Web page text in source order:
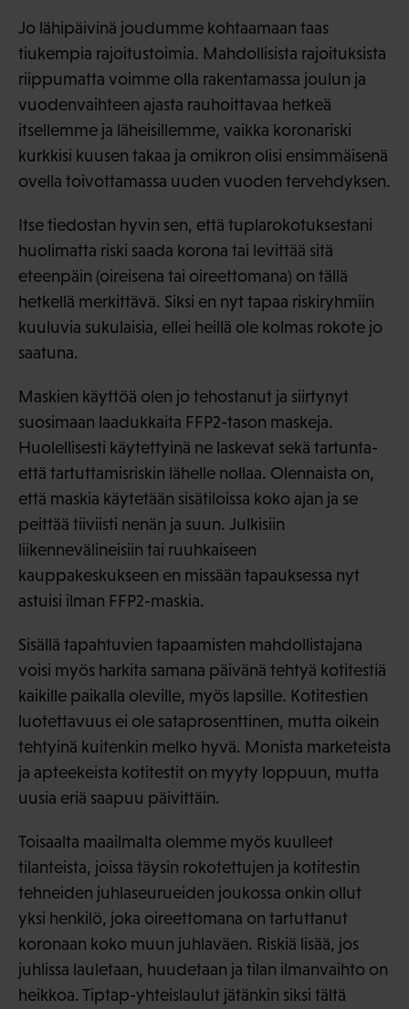
Jo lähipäivinä joudumme kohtaamaan taas
tiukempia rajoitustoimia. Mahdollisista rajoituksista
riippumatta voimme olla rakentamassa joulun ja
vuodenvaihteen ajasta rauhoittavaa hetkeä
itsellemme ja läheisillemme, vaikka koronariski
kurkkisi kuusen takaa ja omikron olisi ensimmäisenä
ovella toivottamassa uuden vuoden tervehdyksen.
Itse tiedostan hyvin sen, että tuplarokotuksestani
huolimatta riski saada korona tai levittää sitä
eteenpäin (oireisena tai oireettomana) on tällä
hetkellä merkittävä. Siksi en nyt tapaa riskiryhmiin
kuuluvia sukulaisia, ellei heillä ole kolmas rokote jo
saatuna.
Maskien käyttöä olen jo tehostanut ja siirtynyt
suosimaan laadukkaita FFP2-tason maskeja.
Huolellisesti käytettyinä ne laskevat sekä tartunta-
että tartuttamisriskin lähelle nollaa. Olennaista on,
että maskia käytetään sisätiloissa koko ajan ja se
peittää tiiviisti nenän ja suun. Julkisiin
liikennevälineisiin tai ruuhkaiseen
kauppakeskukseen en missään tapauksessa nyt
astuisi ilman FFP2-maskia.
Sisällä tapahtuvien tapaamisten mahdollistajana
voisi myös harkita samana päivänä tehtyä kotitestiä
kaikille paikalla oleville, myös lapsille. Kotitestien
luotettavuus ei ole sataprosenttinen, mutta oikein
tehtyinä kuitenkin melko hyvä. Monista marketeista
ja apteekeista kotitestit on myyty loppuun, mutta
uusia eriä saapuu päivittäin.
Toisaalta maailmalta olemme myös kuulleet
tilanteista, joissa täysin rokotettujen ja kotitestin
tehneiden juhlaseurueiden joukossa onkin ollut
yksi henkilö, joka oireettomana on tartuttanut
koronaan koko muun juhlaväen. Riskiä lisää, jos
juhlissa lauletaan, huudetaan ja tilan ilmanvaihto on
heikkoa. Tiptap-yhteislaulut jätänkin siksi tältä